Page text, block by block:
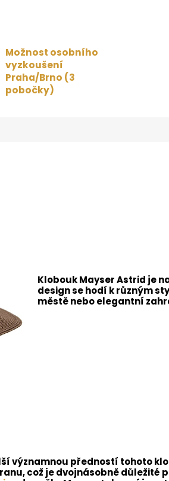
Možnost osobního
vyzkoušení
Praha/Brno (3
pobočky)
Klobouk Mayser Astrid je
design se hodí k různým
městě nebo elegantní
významnou předností tohoto
což je dvojnásobně důležité